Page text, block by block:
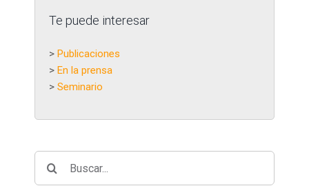
Te puede interesar
> Publicaciones
> En la prensa
> Seminario